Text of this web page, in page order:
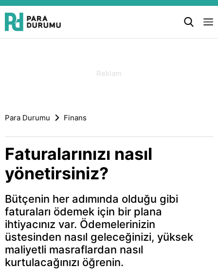
Para Durumu Finans
Faturalarınızı nasıl
yönetirsiniz?
Bütçenin her adımında olduğu gibi
faturaları ödemek için bir plana
ihtiyacınız var. Ödemelerinizin
üstesinden nasıl geleceğinizi, yüksek
maliyetli masraflardan nasıl
kurtulacağınızı öğrenin.